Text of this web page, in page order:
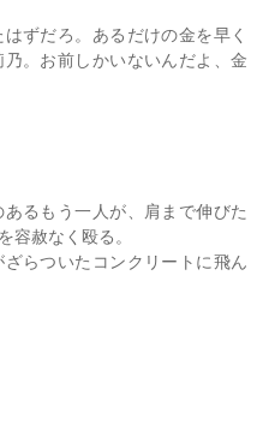
ずだろ。あるだけの金を早く
乃。お前しかいないんだよ、金
るもう一人が、肩まで伸びた
容赦なく殴る。
らついたコンクリートに飛ん